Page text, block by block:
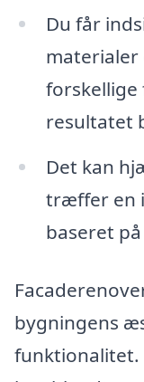
Du får
materialer
forskellige
resultatet
Det kan
træffer en
baseret
bygningens
funktionalitet.